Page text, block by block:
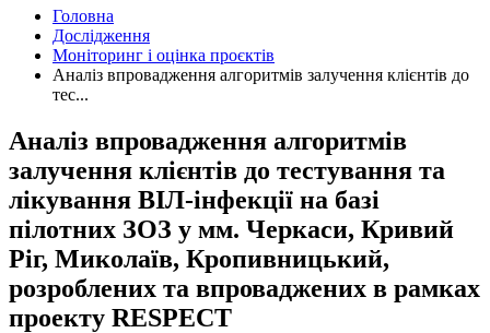
Головна
Дослідження
Моніторинг і оцінка проєктів
Аналіз впровадження алгоритмів залучення клієнтів до
тес...
Аналіз впровадження алгоритмів
залучення клієнтів до тестування та
лікування ВІЛ-інфекції на базі
пілотних ЗОЗ у мм. Черкаси, Кривий
Ріг, Миколаїв, Кропивницький,
розроблених та впроваджених в рамках
проекту RESPECT